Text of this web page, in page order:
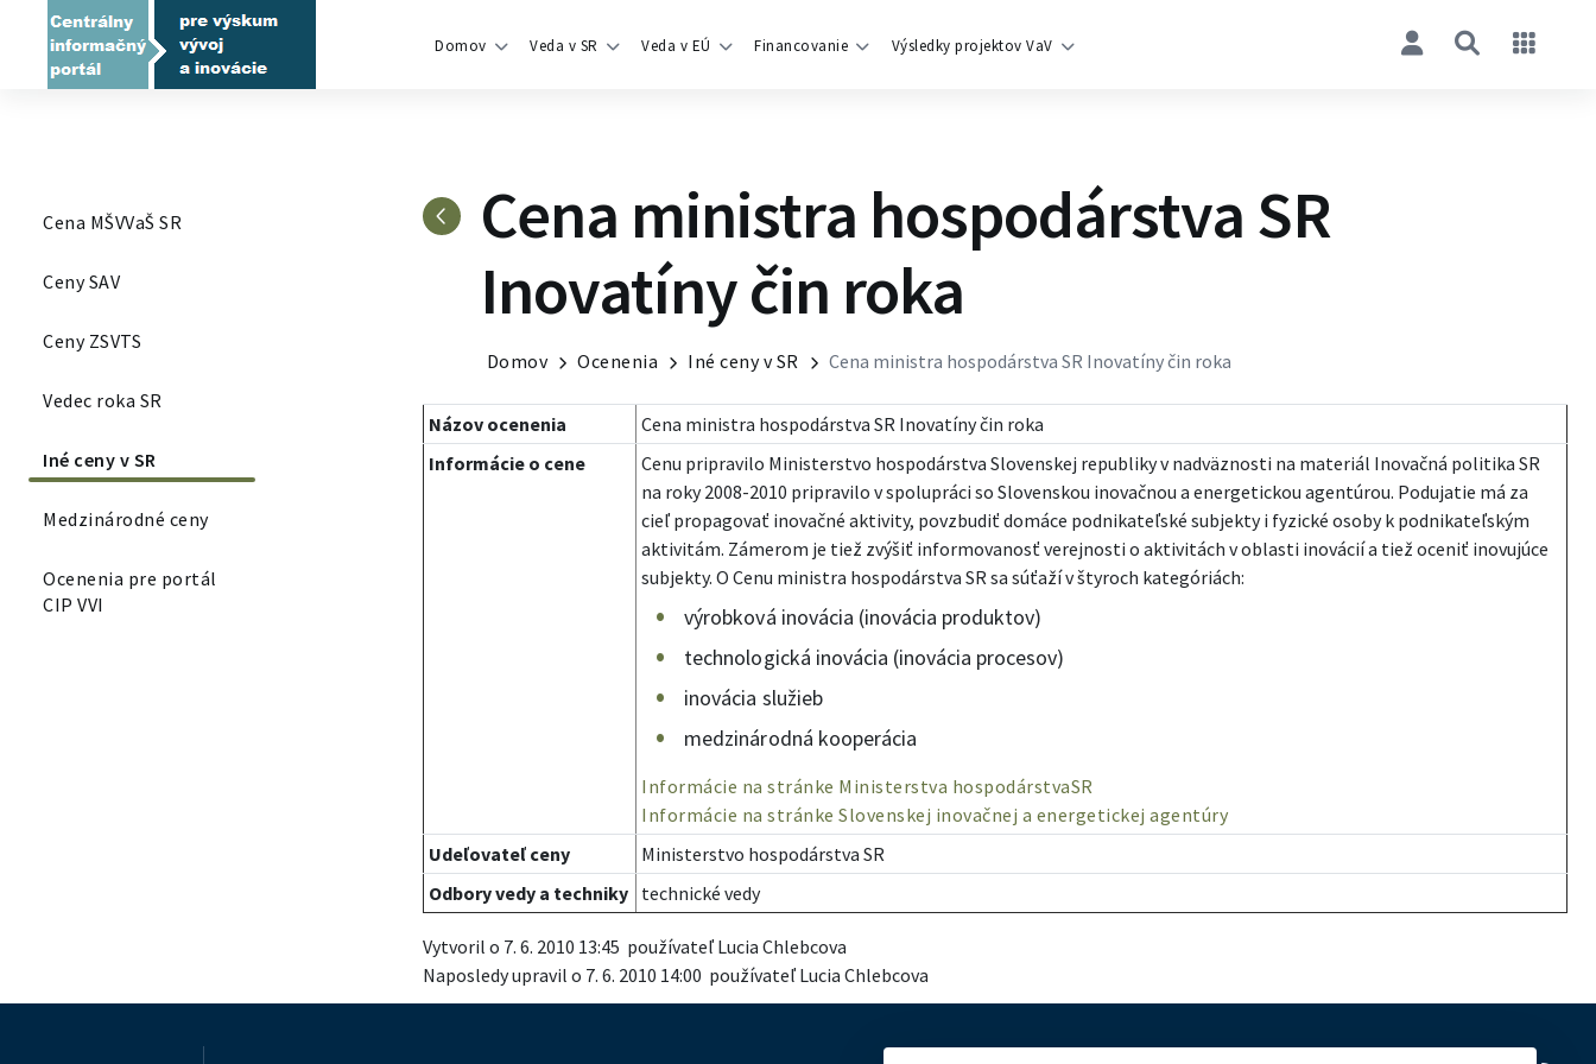
Domov Veda v SR Veda v EÚ Financovanie Výsledky projektov VaV
Cena MŠVVaŠ SR
Ceny SAV
Ceny ZSVTS
Vedec roka SR
Iné ceny v SR
Medzinárodné ceny
Ocenenia pre portál
CIP VVI
Cena ministra hospodárstva SR
Inovatíny čin roka
Domov Ocenenia Iné ceny v SR Cena ministra hospodárstva SR Inovatíny čin roka
Názov ocenenia
Cena ministra hospodárstva SR Inovatíny čin roka
Informácie o cene
Cenu pripravilo Ministerstvo hospodárstva Slovenskej republiky v nadväznosti na materiál Inovačná politika SR
na roky 2008-2010 pripravilo v spolupráci so Slovenskou inovačnou a energetickou agentúrou. Podujatie má za
cieľ propagovať inovačné aktivity, povzbudiť domáce podnikateľské subjekty i fyzické osoby k podnikateľským
aktivitám. Zámerom je tiež zvýšiť informovanosť verejnosti o aktivitách v oblasti inovácií a tiež oceniť inovujúce
subjekty. O Cenu ministra hospodárstva SR sa súťaží v štyroch kategóriách:
výrobková inovácia (inovácia produktov)
technologická inovácia (inovácia procesov)
inovácia služieb
medzinárodná kooperácia
Informácie na stránke Ministerstva hospodárstvaSR
Informácie na stránke Slovenskej inovačnej a energetickej agentúry
Udeľovateľ ceny
Ministerstvo hospodárstva SR
Odbory vedy a techniky technické vedy
Vytvoril o 7. 6. 2010 13:45 používateľ Lucia Chlebcova
Naposledy upravil o 7. 6. 2010 14:00 používateľ Lucia Chlebcova